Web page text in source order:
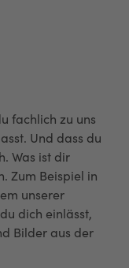
fachlich zu uns
Und dass du
Was ist dir
Zum Beispiel in
unserer
dich einlässt,
Bilder aus der